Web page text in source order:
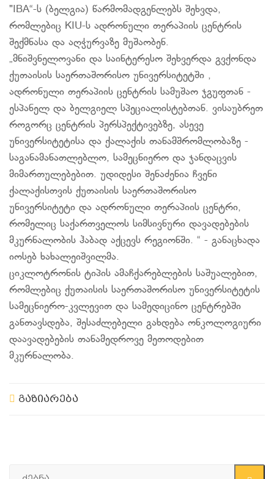
"IBA“-ს (ბელგია) წარმომადგენლებს შეხვდა,
რომლებიც KIU-ს ადრონული თერაპიის ცენტრის
შექმნასა და აღჭურვაზე მუშაობენ.
„მნიშვნელოვანი და საინტერესო შეხვერდა გვქონდა
ქუთაისის საერთაშორისო უნივერსიტეტში ,
ადრონული თერაპიის ცენტრის სამუშაო ჯგუფთან -
ესპანელ და ბელგიელ სპეციალისტებთან. ვისაუბრეთ
როგორც ცენტრის პერსპექტივებზე, ასევე
უნივერსიტეტისა და ქალაქის თანამშრომლობაზე -
საგანამანათლებლო, სამეცნიერო და ჯანდაცვის
მიმართულებებით. უდიდესი შენაძენია ჩვენი
ქალაქისთვის ქუთაისის საერთაშორისო
უნივერსიტეტი და ადრონული თერაპიის ცენტრი,
რომელიც საქართველოს სიმსივნური დავადებების
მკურნალობის ჰაბად აქცევს რეგიონში. “ - განაცხადა
იოსებ ხახალეიშვილმა.
ციკლოტრონის ტიპის ამაჩქარებლების საშუალებით,
რომლებიც ქუთაისის საერთაშორისო უნივერსიტეტის
სამეცნიერო-კვლევით და სამედიცინო ცენტრებში
განთავსდება, შესაძლებელი გახდება ონკოლოგიური
დაავადებების თანამედროვე მეთოდებით
მკურნალობა.
გაზიარება